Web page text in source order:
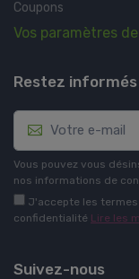
Coupons
Vos paramètres
Restez informés
Vous pouvez vous
nos informations de
J'accepte les
confidentialité Lire les
Suivez-nous